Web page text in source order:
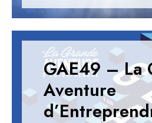
GAE49 – La
Aventure